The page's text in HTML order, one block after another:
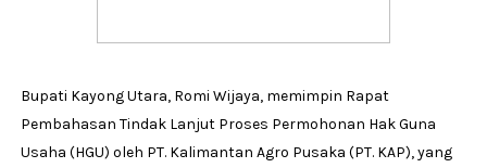
Bupati Kayong Utara, Romi Wijaya, memimpin Rapat
Pembahasan Tindak Lanjut Proses Permohonan Hak Guna
Usaha (HGU) oleh PT. Kalimantan Agro Pusaka (PT. KAP), yang